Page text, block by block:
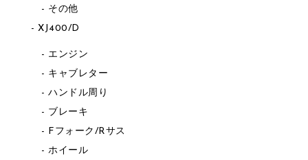
その他
XJ400/D
エンジン
キャブレター
ハンドル周り
ブレーキ
Fフォーク/Rサス
ホイール